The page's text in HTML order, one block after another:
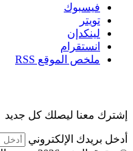
فيسبوك
تويتر
لينكدإن
انستقرام
ملخص الموقع RSS
إشترك معنا ليصلك كل جديد
أدخل بريدك الإلكتروني